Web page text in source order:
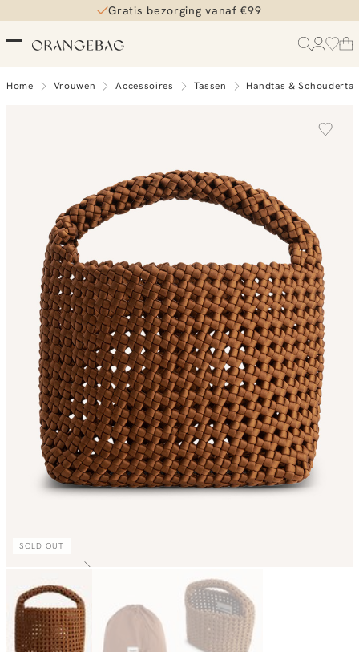
Gratis bezorging vanaf €99
Home Vrouwen Accessoires Tassen Handtas &
SOLD OUT